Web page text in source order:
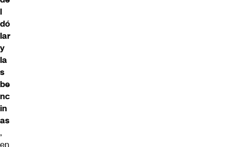
l
dó
lar
y
la
s
be
nc
in
as
,
en